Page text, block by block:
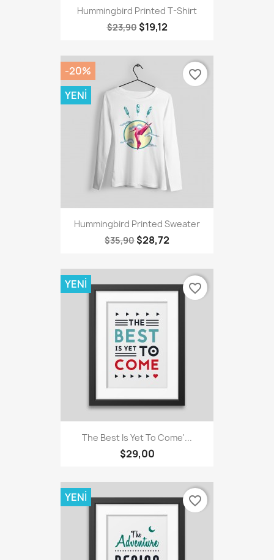
Hummingbird Printed T-Shirt
$23,90 $19,12
Hummingbird Printed Sweater
$35,90 $28,72
-20%
YENI
favorite_border
The Best Is Yet To Come'...
$29,00
YENI favorite_border
YENI favorite_border